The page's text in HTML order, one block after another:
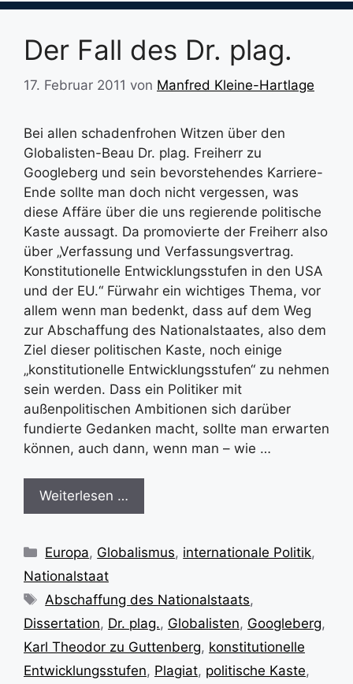
Der Fall des Dr. plag.
17. Februar 2011 von Manfred Kleine-Hartlage
Bei allen schadenfrohen Witzen über den
Globalisten-Beau Dr. plag. Freiherr zu
Googleberg und sein bevorstehendes Karriere-
Ende sollte man doch nicht vergessen, was
diese Affäre über die uns regierende politische
Kaste aussagt. Da promovierte der Freiherr also
über „Verfassung und Verfassungsvertrag.
Konstitutionelle Entwicklungsstufen in den USA
und der EU.“ Fürwahr ein wichtiges Thema, vor
allem wenn man bedenkt, dass auf dem Weg
zur Abschaffung des Nationalstaates, also dem
Ziel dieser politischen Kaste, noch einige
„konstitutionelle Entwicklungsstufen“ zu nehmen
sein werden. Dass ein Politiker mit
außenpolitischen Ambitionen sich darüber
fundierte Gedanken macht, sollte man erwarten
können, auch dann, wenn man – wie …
Weiterlesen …
Kategorien
Europa, Globalismus, internationale Politik,
Nationalstaat
Schlagwörter
Abschaffung des Nationalstaats,
Dissertation, Dr. plag., Globalisten, Googleberg,
Karl Theodor zu Guttenberg, konstitutionelle
Entwicklungsstufen, Plagiat, politische Kaste,